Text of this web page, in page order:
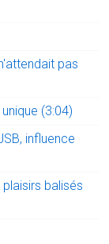
pas
(3:04)
influence
balisés